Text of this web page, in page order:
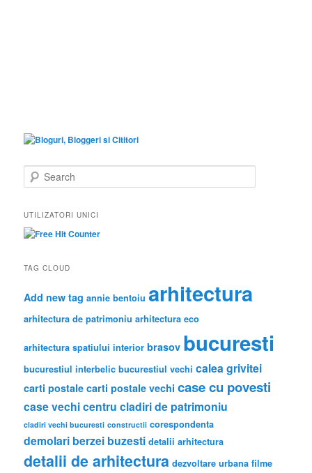
e
r
c
h
UTILIZATORI UNICI
TAG CLOUD
Add new tag annie bentoiu arhitectura
arhitectura de patrimoniu arhitectura eco
arhitectura spatiului interior brasov bucuresti
bucurestiul interbelic bucurestiul vechi calea grivitei
carti postale carti postale vechi case cu povesti
case vechicentru cladiri de patrimoniu
cladiri vechi bucuresti constructii corespondenta
demolari berzei buzesti detalii arhitectura
detalii de arhitectura dezvoltare urbana filme